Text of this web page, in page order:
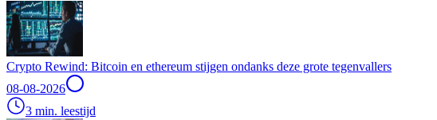
Crypto Rewind: Bitcoin en ethereum stijgen ondanks deze grote tegenvallers
08-08-2026
3 min. leestijd